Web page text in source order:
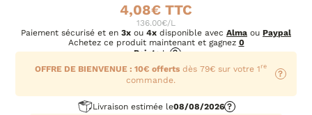
4,08€
136.00€/L
Paiement sécurisé et en 3x ou 4x disponible avec Alma ou Paypal
Achetez ce produit maintenant et gagnez 0
Points! ?
Livraison estimée le08/08/2026 ?
OFFRE DE BIENVENUE : 10€ offertsdès 79€ sur votre 1 re
commande.
?